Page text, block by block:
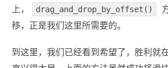
上，
drag_and_drop_by_offset()
移，正是我们这里所需要的。
到这里，我们已经看到希望了，胜利就